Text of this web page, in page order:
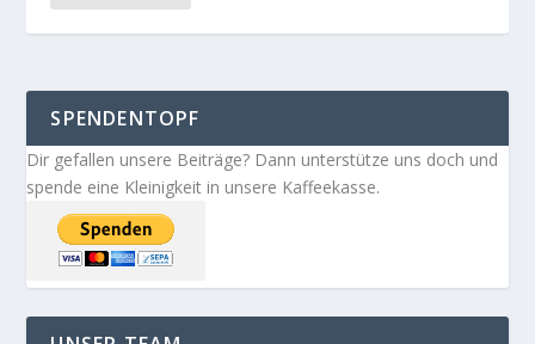
SPENDENTOPF
Dir gefallen unsere Beiträge? Dann unterstütze uns doch und
spende eine Kleinigkeit in unsere Kaffeekasse.